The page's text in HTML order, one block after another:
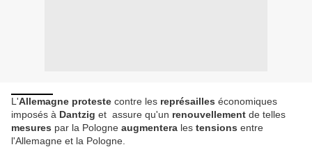
L'Allemagne proteste contre les représailles économiques
imposés à Dantzig et assure qu'un renouvellement de telles
mesures par la Pologne augmentera les tensions entre
l'Allemagne et la Pologne.